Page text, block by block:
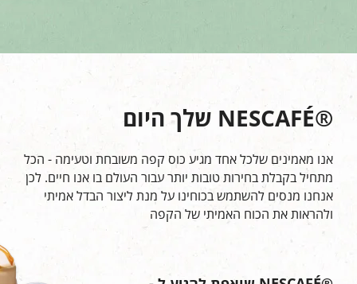
®NESCAFÉ שלך היום
אנו מאמינים שלכל אחד מגיע כוס קפה משובחת וטעימה - הכל
מתחיל בקבלת בחירות טובות יותר עבור העולם בו אנו חיים. לכן
אנחנו מנסים להשתמש בכוחינו על מנת ליצור הבדל אמיתי
ולהראות את הכוח האמיתי של הקפה